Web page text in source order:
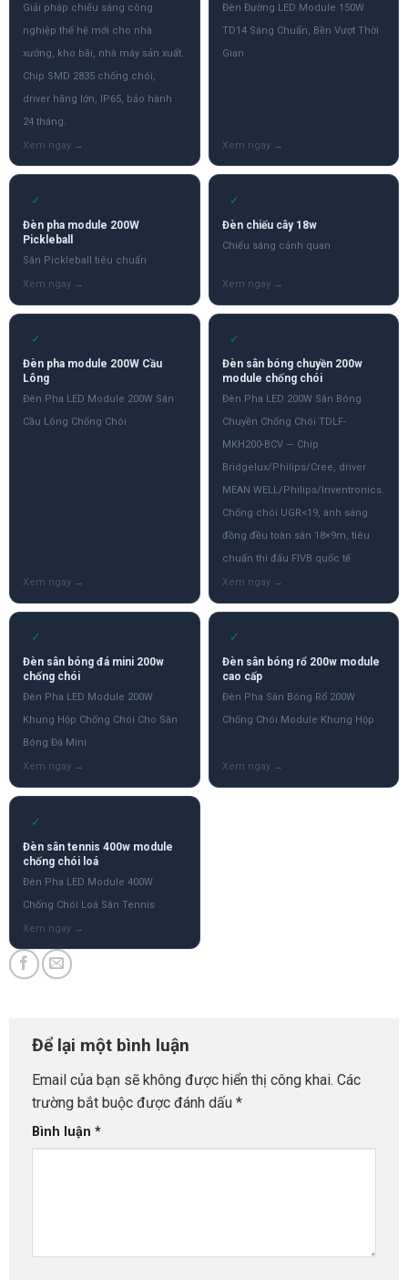
Giải pháp chiếu sáng công
nghiệp thế hệ mới cho nhà
xưởng, kho bãi, nhà máy sản xuất.
Chip SMD 2835 chống chói,
driver hãng lớn, IP65, bảo hành
24 tháng.
Đèn Đường LED Module 150W
TD14 Sáng Chuẩn, Bền Vượt Thời
Gian
✓
Đèn pha module 200W
Pickleball
Sân Pickleball tiêu chuẩn
✓
Đèn chiếu cây 18w
Chiếu sáng cảnh quan
✓
Đèn pha module 200W Cầu
Lông
Đèn Pha LED Module 200W Sân
Cầu Lông Chống Chói
✓
Đèn sân bóng chuyền 200w
module chống chói
Đèn Pha LED 200W Sân Bóng
Chuyền Chống Chói TDLF-
MKH200-BCV — Chip
Bridgelux/Philips/Cree, driver
MEAN WELL/Philips/Inventronics.
Chống chói UGR<19, ánh sáng
đồng đều toàn sân 18×9m, tiêu
chuẩn thi đấu FIVB quốc tế
✓
Đèn sân bóng đá mini 200w
chống chói
Đèn Pha LED Module 200W
Khung Hộp Chống Chói Cho Sân
Bóng Đá Mini
✓
Đèn sân bóng rổ 200w module
cao cấp
Đèn Pha Sân Bóng Rổ 200W
Chống Chói Module Khung Hộp
✓
Đèn sân tennis 400w module
chống chói loá
Đèn Pha LED Module 400W
Chống Chói Loá Sân Tennis
Để lại một bình luận
Email của bạn sẽ không được hiển thị công khai. Các
trường bắt buộc được đánh dấu *
Bình luận *